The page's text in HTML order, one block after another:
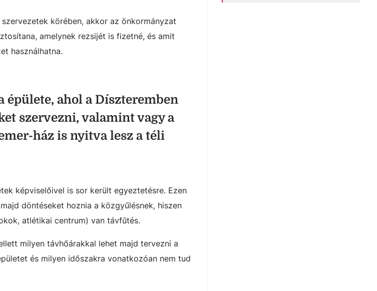
körében, akkor az önkormányzat
amelynek rezsijét is fizetné, és amit
használhatna.
épülete, ahol a Díszteremben
szervezni, valamint vagy a
ház is nyitva lesz a téli
képviselőivel is sor került egyeztetésre. Ezen
döntéseket hoznia a közgyűlésnek, hiszen
atlétikai centrum) van távfűtés.
milyen távhőárakkal lehet majd tervezni a
és milyen időszakra vonatkozóan nem tud